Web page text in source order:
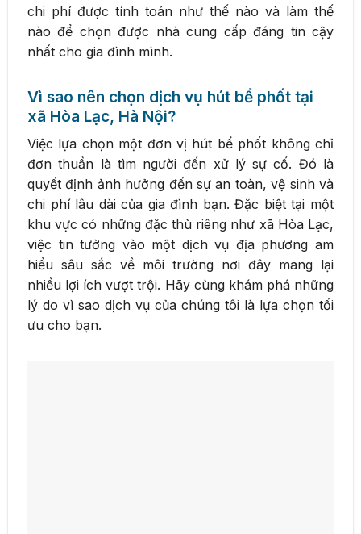
chi phí được tính toán như thế nào và làm thế
nào để chọn được nhà cung cấp đáng tin cậy
nhất cho gia đình mình.
Vì sao nên chọn dịch vụ hút bể phốt tại
xã Hòa Lạc, Hà Nội?
Việc lựa chọn một đơn vị hút bể phốt không chỉ
đơn thuần là tìm người đến xử lý sự cố. Đó là
quyết định ảnh hưởng đến sự an toàn, vệ sinh và
chi phí lâu dài của gia đình bạn. Đặc biệt tại một
khu vực có những đặc thù riêng như xã Hòa Lạc,
việc tin tưởng vào một dịch vụ địa phương am
hiểu sâu sắc về môi trường nơi đây mang lại
nhiều lợi ích vượt trội. Hãy cùng khám phá những
lý do vì sao dịch vụ của chúng tôi là lựa chọn tối
ưu cho bạn.